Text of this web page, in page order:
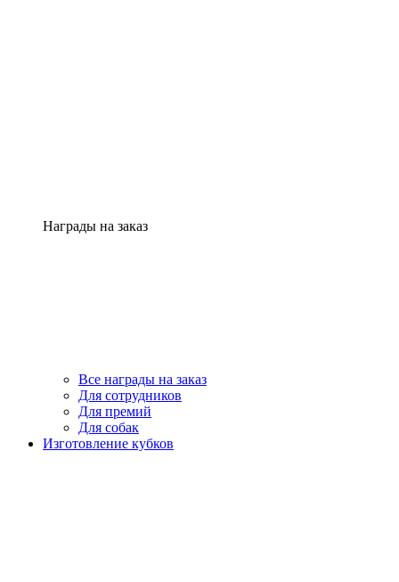
Награды на заказ
Все награды на заказ
Для сотрудников
Для премий
Для собак
Изготовление кубков